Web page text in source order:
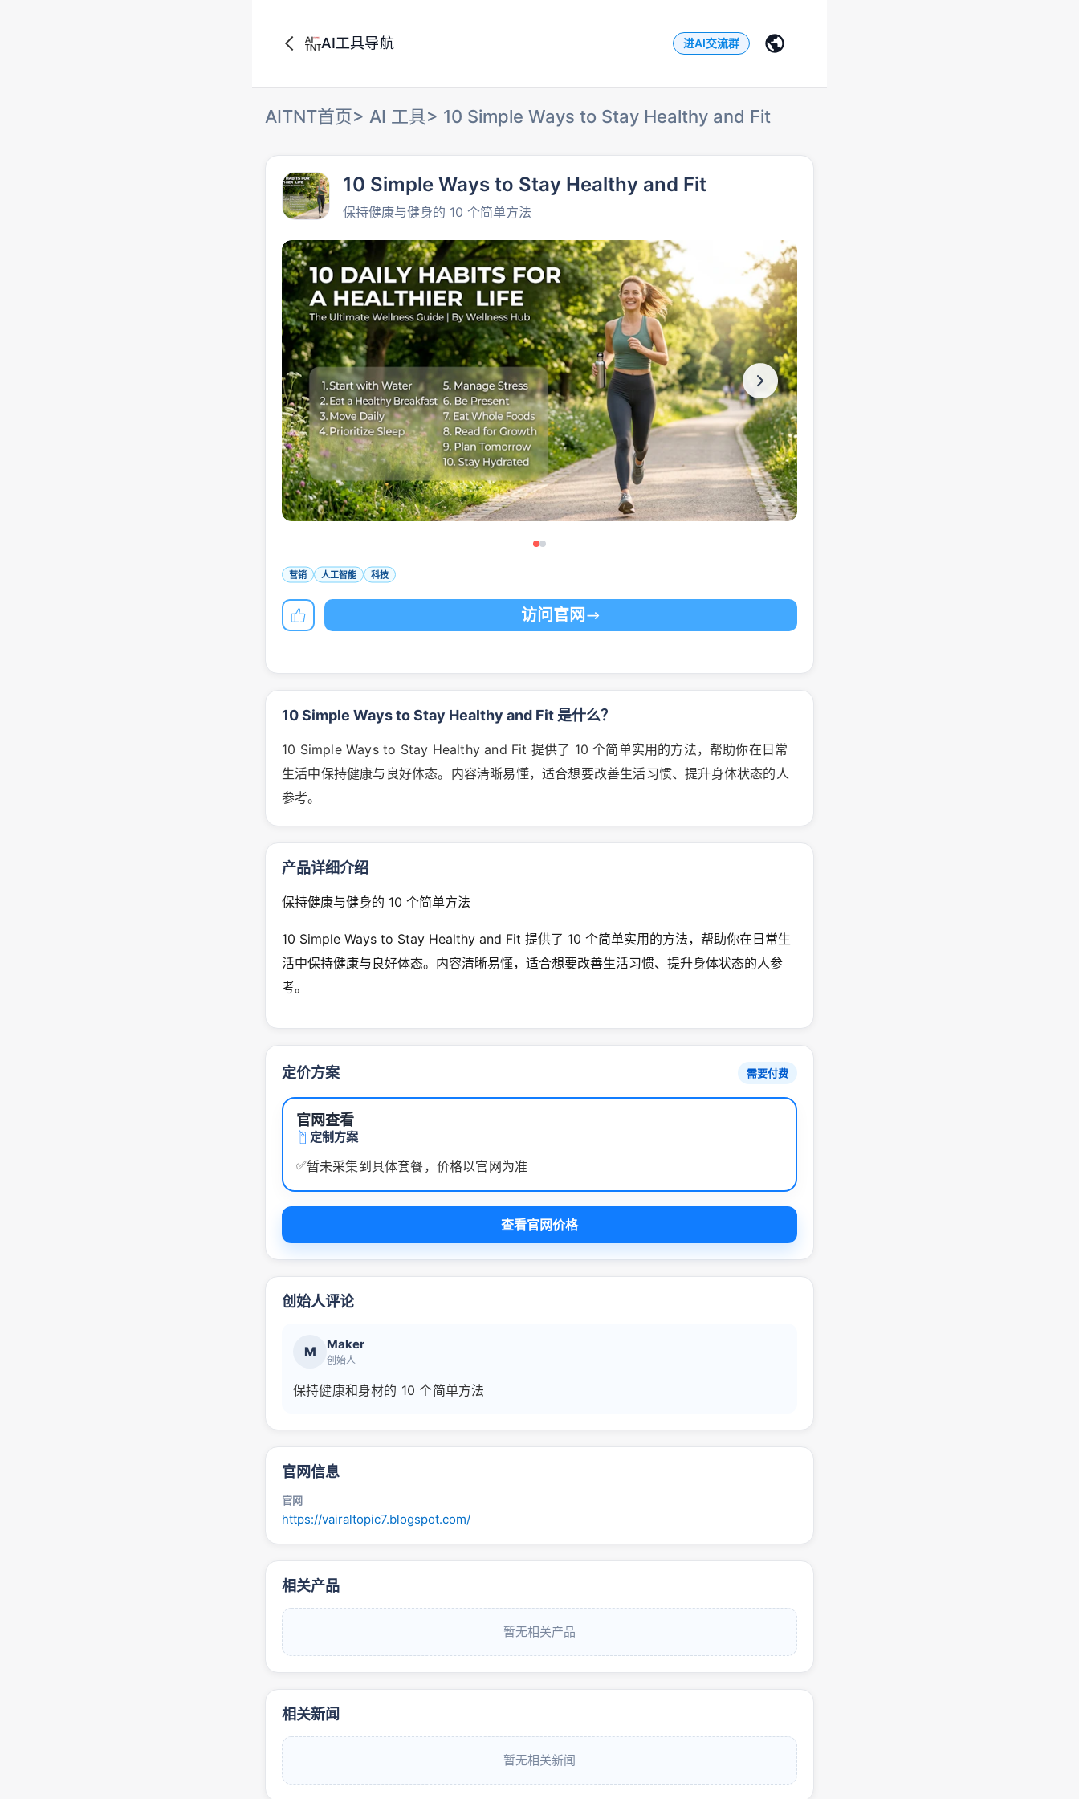
AI工具导航 进AI交流群
AITNT首页> AI 工具> 10 Simple Ways to Stay Healthy and Fit
10 Simple Ways to Stay Healthy and Fit
保持健康与健身的 10 个简单方法
营销 人工智能 科技
访问官网
10 Simple Ways to Stay Healthy and Fit 是什么？
10 Simple Ways to Stay Healthy and Fit 提供了 10 个简单实用的方法，帮助你在日常
生活中保持健康与良好体态。内容清晰易懂，适合想要改善生活习惯、提升身体状态的人
参考。
产品详细介绍
保持健康与健身的 10 个简单方法
10 Simple Ways to Stay Healthy and Fit 提供了 10 个简单实用的方法，帮助你在日常生
活中保持健康与良好体态。内容清晰易懂，适合想要改善生活习惯、提升身体状态的人参
考。
定价方案 需要付费
官网查看
定制方案
✅暂未采集到具体套餐，价格以官网为准
查看官网价格
创始人评论
M Maker
创始人
保持健康和身材的 10 个简单方法
官网信息
官网
https://vairaltopic7.blogspot.com/
相关产品
暂无相关产品
相关新闻
暂无相关新闻